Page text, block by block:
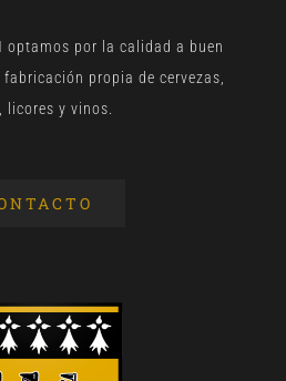
optamos por la calidad a buen
propia de cervezas,
licores y vinos.